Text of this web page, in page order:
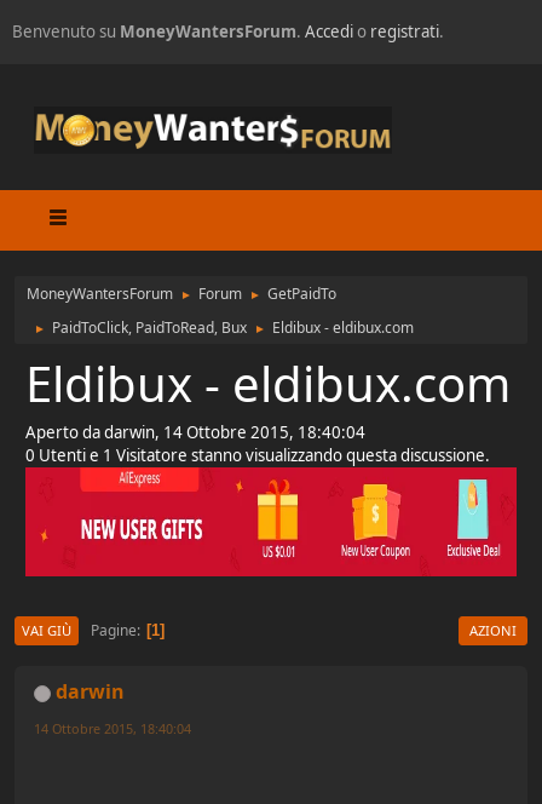
Benvenuto su MoneyWantersForum. Accedio registrati.
MoneyWantersForum ► Forum ► GetPaidTo
► PaidToClick, PaidToRead, Bux ► Eldibux - eldibux.com
Eldibux - eldibux.com
Aperto da darwin, 14 Ottobre 2015, 18:40:04
0 Utenti e 1 Visitatore stanno visualizzando questa discussione.
VAI GIÙ Pagine 1 AZIONI
darwin
14 Ottobre 2015, 18:40:04